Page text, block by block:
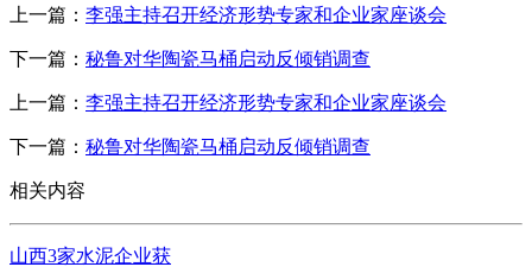
上一篇： 李强主持召开经济形势专家和企业家座谈会
下一篇： 秘鲁对华陶瓷马桶启动反倾销调查
上一篇： 李强主持召开经济形势专家和企业家座谈会
下一篇： 秘鲁对华陶瓷马桶启动反倾销调查
相关内容
山西3家水泥企业获